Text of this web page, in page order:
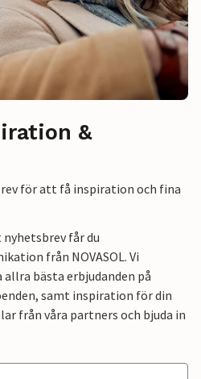
&
för att få inspiration och fina
får du
från NOVASOL. Vi
bästa erbjudanden på
samt inspiration för din
från våra partners och bjuda in